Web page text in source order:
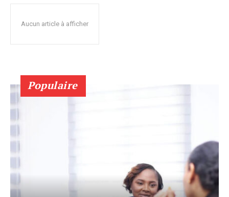
Aucun article à afficher
Populaire